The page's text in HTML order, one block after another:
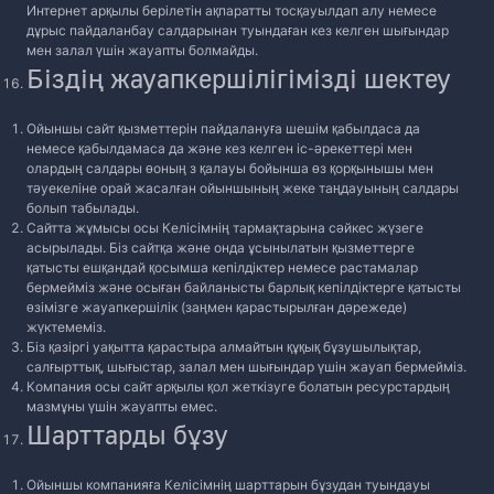
Интернет арқылы берілетін ақпаратты тосқауылдап алу немесе
дұрыс пайдаланбау салдарынан туындаған кез келген шығындар
мен залал үшін жауапты болмайды.
Біздің жауапкершілігімізді шектеу
Ойыншы сайт қызметтерін пайдалануға шешім қабылдаса да
немесе қабылдамаса да және кез келген іс-әрекеттері мен
олардың салдары өоның з қалауы бойынша өз қорқынышы мен
тәуекеліне орай жасалған ойыншының жеке таңдауының салдары
болып табылады.
Сайтта жұмысы осы Келісімнің тармақтарына сәйкес жүзеге
асырылады. Біз сайтқа және онда ұсынылатын қызметтерге
қатысты ешқандай қосымша кепілдіктер немесе растамалар
бермейміз және осыған байланысты барлық кепілдіктерге қатысты
өзімізге жауапкершілік (заңмен қарастырылған дәрежеде)
жүктемеміз.
Біз қазіргі уақытта қарастыра алмайтын құқық бұзушылықтар,
салғырттық, шығыстар, залал мен шығындар үшін жауап бермейміз.
Компания осы сайт арқылы қол жеткізуге болатын ресурстардың
мазмұны үшін жауапты емес.
Шарттарды бұзу
Ойыншы компанияға Келісімнің шарттарын бұзудан туындауы